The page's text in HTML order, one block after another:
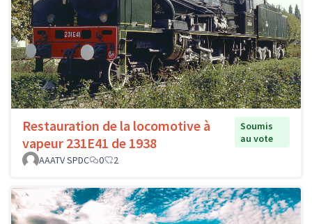
Restauration de la locomotive à
vapeur 231E41 de 1938
Soumis
au vote
AAATV SPDC
0 2